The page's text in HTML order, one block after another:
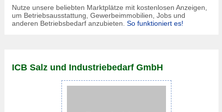
Nutze unsere beliebten Marktplätze mit kostenlosen Anzeigen,
um Betriebsausstattung, Gewerbeimmobilien, Jobs und
anderen Betriebsbedarf anzubieten. So funktioniert es!
ICB Salz und Industriebedarf GmbH